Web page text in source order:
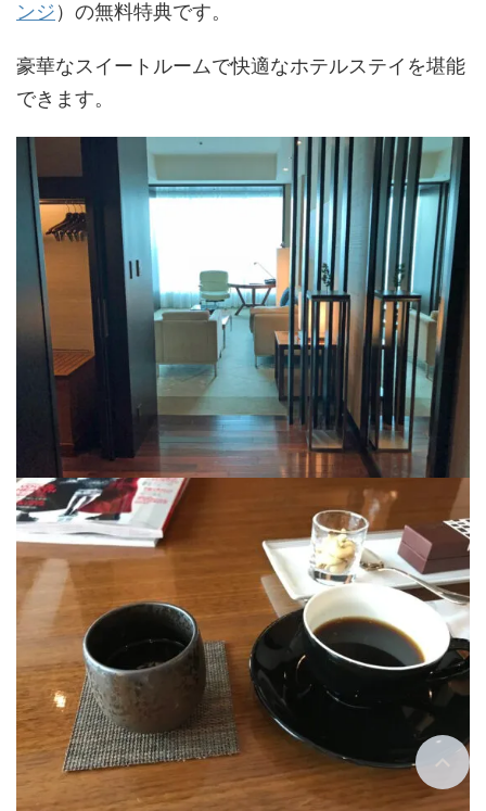
ンジ ）の無料特典です。
豪華なスイートルームで快適なホテルステイを堪能
できます。